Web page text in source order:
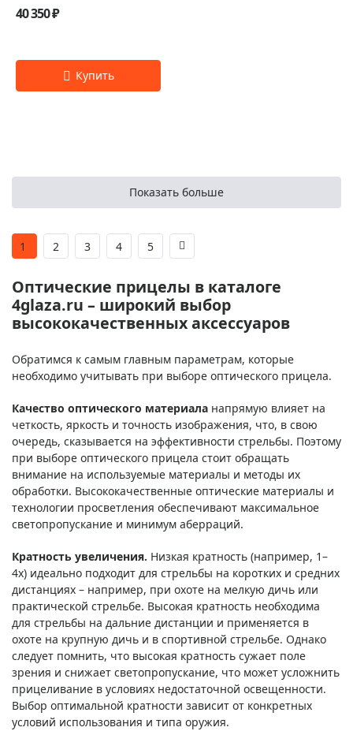
40 350 ₽
Показать больше
1 2 3 4 5
Оптические прицелы в каталоге
4glaza.ru – широкий выбор
высококачественных аксессуаров
Обратимся к самым главным параметрам, которые
необходимо учитывать при выборе оптического прицела.
Качество оптического материала напрямую влияет на
четкость, яркость и точность изображения, что, в свою
очередь, сказывается на эффективности стрельбы. Поэтому
при выборе оптического прицела стоит обращать
внимание на используемые материалы и методы их
обработки. Высококачественные оптические материалы и
технологии просветления обеспечивают максимальное
светопропускание и минимум аберраций.
Кратность увеличения. Низкая кратность (например, 1–
4x) идеально подходит для стрельбы на коротких и средних
дистанциях – например, при охоте на мелкую дичь или
практической стрельбе. Высокая кратность необходима
для стрельбы на дальние дистанции и применяется в
охоте на крупную дичь и в спортивной стрельбе. Однако
следует помнить, что высокая кратность сужает поле
зрения и снижает светопропускание, что может усложнить
прицеливание в условиях недостаточной освещенности.
Выбор оптимальной кратности зависит от конкретных
условий использования и типа оружия.